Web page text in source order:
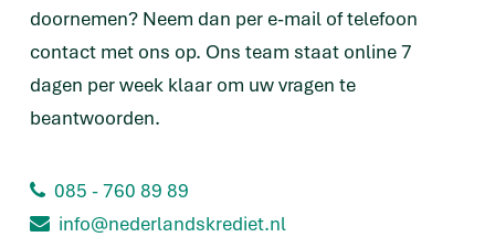
doornemen? Neem dan per e-mail of telefoon
contact met ons op. Ons team staat online 7
dagen per week klaar om uw vragen te
beantwoorden.
085 - 760 89 89
info@nederlandskrediet.nl